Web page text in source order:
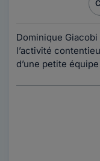
Dominique
l’activité
d’une petite